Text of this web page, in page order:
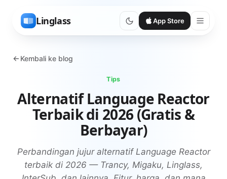
Linglass App Store
Kembali ke blog
Tips
Alternatif Language Reactor
Terbaik di 2026 (Gratis &
Berbayar)
Perbandingan jujur alternatif Language Reactor
terbaik di 2026 — Trancy, Migaku, Linglass,